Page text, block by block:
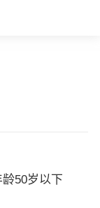
50岁以下